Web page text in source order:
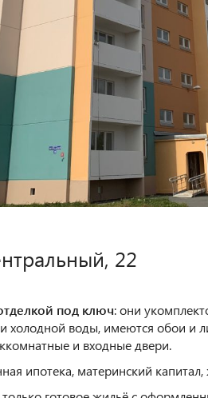
22
под ключ: они
холодной воды, имеются обои и
и входные двери.
ипотека, материнский